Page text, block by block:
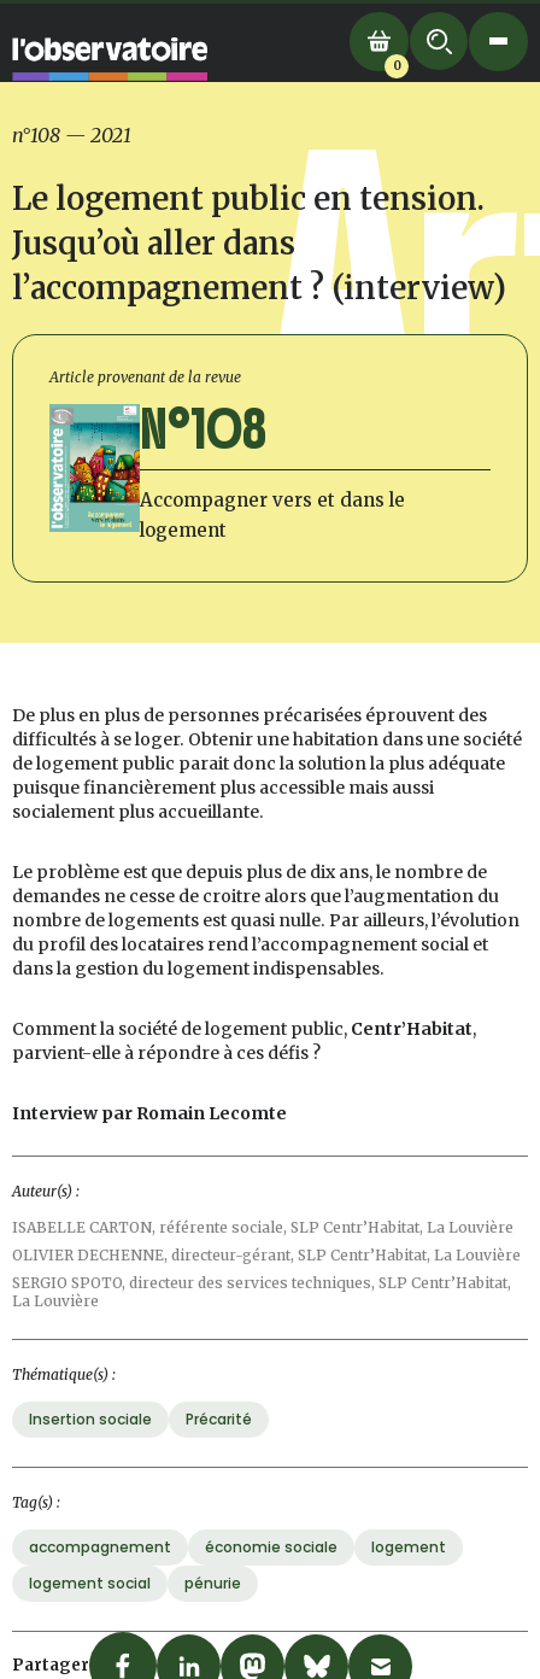
0
n°108 — 2021
Le logement public en tension.
Jusqu’où aller dans
l’accompagnement ? (interview)
Article provenant de la revue
N°108
Accompagner vers et dans le
logement
De plus en plus de personnes précarisées éprouvent des
difficultés à se loger. Obtenir une habitation dans une société
de logement public parait donc la solution la plus adéquate
puisque financièrement plus accessible mais aussi
socialement plus accueillante.
Le problème est que depuis plus de dix ans, le nombre de
demandes ne cesse de croitre alors que l’augmentation du
nombre de logements est quasi nulle. Par ailleurs, l’évolution
du profil des locataires rend l’accompagnement social et
dans la gestion du logement indispensables.
Comment la société de logement public, Centr’Habitat,
parvient-elle à répondre à ces défis ?
Interview par Romain Lecomte
Auteur(s) :
ISABELLE CARTON, référente sociale, SLP Centr’Habitat, La Louvière
OLIVIER DECHENNE, directeur-gérant, SLP Centr’Habitat, La Louvière
SERGIO SPOTO, directeur des services techniques, SLP Centr’Habitat,
La Louvière
Thématique(s) :
Insertion sociale Précarité
Tag(s) :
accompagnement économie sociale
logement
logement social
pénurie
Partager